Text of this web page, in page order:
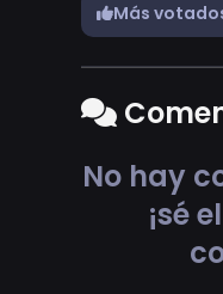
Más
No hay
¡sé